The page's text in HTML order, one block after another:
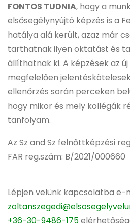
FONTOS TUDNIA, hogy a
elsősegélynyújtó képzés is a
hatálya alá került, azaz már
tarthatnak ilyen oktatást és
állíthatnak ki. A képzések az
megfelelően
ellenőrzés során perceken
hogy mikor és mely kollégák
tanfolyam.
Az Sz and Sz felnőttképzési
FAR reg.szám: B/2021/000660
Lépjen velünk kapcsolatba e-